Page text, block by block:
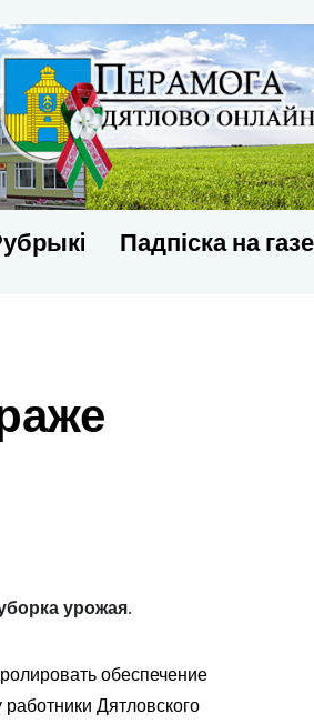
Падпіска на
урожая.
обеспечение
Дятловского